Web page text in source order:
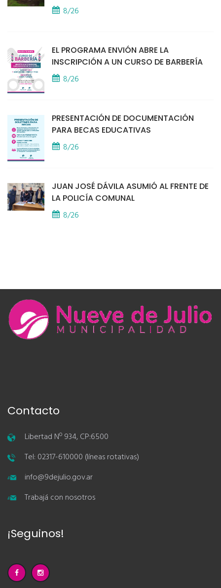
8/26
EL PROGRAMA ENVIÓN ABRE LA
INSCRIPCIÓN A UN CURSO DE BARBERÍA
8/26
PRESENTACIÓN DE DOCUMENTACIÓN
PARA BECAS EDUCATIVAS
8/26
JUAN JOSÉ DÁVILA ASUMIÓ AL FRENTE DE
LA POLICÍA COMUNAL
8/26
Contacto
Libertad Nº 934, CP:6500
Tel: 02317-610000 (líneas rotativas)
info@9dejulio.gov.ar
Trabajá con nosotros
¡Seguinos!